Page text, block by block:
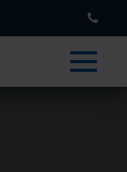
toggle